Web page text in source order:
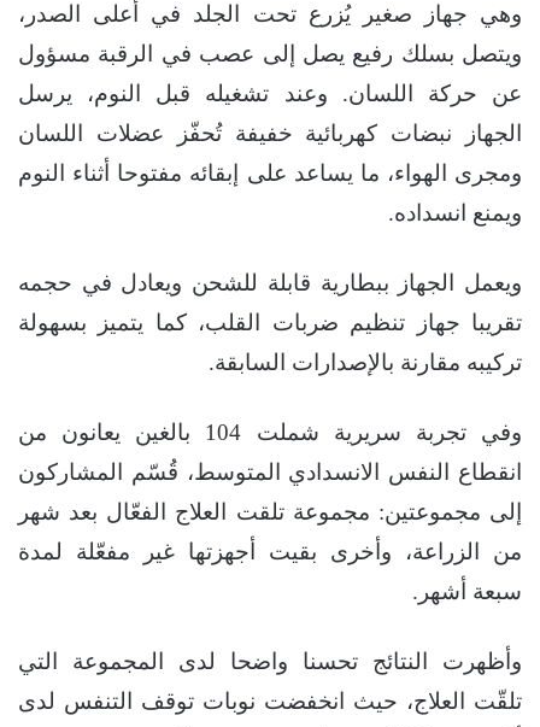
وهي جهاز صغير يُزرع تحت الجلد في أعلى الصدر،
ويتصل بسلك رفيع يصل إلى عصب في الرقبة مسؤول
عن حركة اللسان. وعند تشغيله قبل النوم، يرسل
الجهاز نبضات كهربائية خفيفة تُحفّز عضلات اللسان
ومجرى الهواء، ما يساعد على إبقائه مفتوحا أثناء النوم
ويمنع انسداده.
ويعمل الجهاز ببطارية قابلة للشحن ويعادل في حجمه
تقريبا جهاز تنظيم ضربات القلب، كما يتميز بسهولة
تركيبه مقارنة بالإصدارات السابقة.
وفي تجربة سريرية شملت 104 بالغين يعانون من
انقطاع النفس الانسدادي المتوسط، قُسّم المشاركون
إلى مجموعتين: مجموعة تلقت العلاج الفعّال بعد شهر
من الزراعة، وأخرى بقيت أجهزتها غير مفعّلة لمدة
سبعة أشهر.
وأظهرت النتائج تحسنا واضحا لدى المجموعة التي
تلقّت العلاج، حيث انخفضت نوبات توقف التنفس لدى